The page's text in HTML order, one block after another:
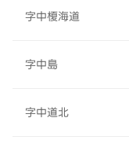
字中榎海道
字中島
字中道北